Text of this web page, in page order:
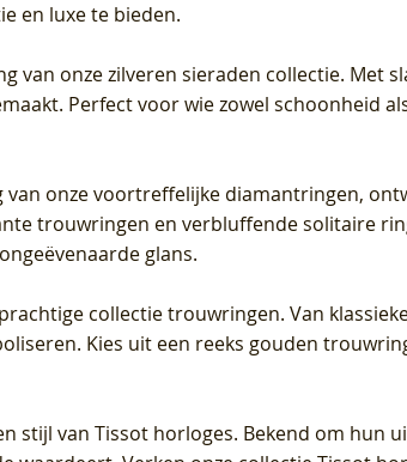
en luxe te bieden.
van onze zilveren sieraden collectie. Met
Perfect voor wie zowel schoonheid
van onze voortreffelijke diamantringen,
trouwringen en verbluffende solitaire
glans.
collectie trouwringen. Van
Kies uit een reeks gouden
stijl van Tissot horloges. Bekend om